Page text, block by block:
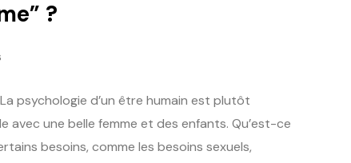
?
psychologie d’un être humain est plutôt
avec une belle femme et des enfants. Qu’est-ce
besoins, comme les besoins sexuels,